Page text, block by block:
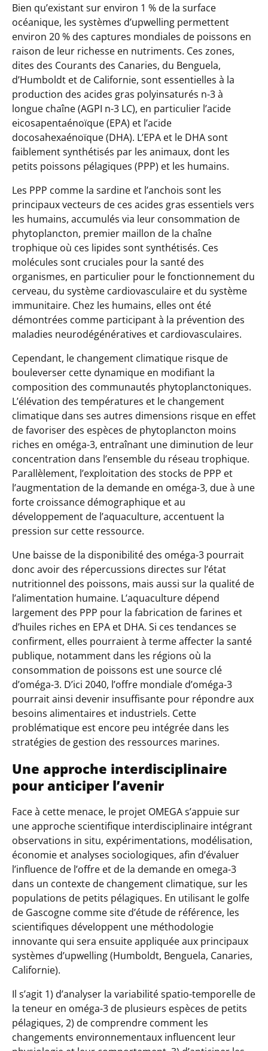
Bien qu’existant sur environ 1 % de la surface
océanique, les systèmes d’upwelling permettent
environ 20 % des captures mondiales de poissons en
raison de leur richesse en nutriments. Ces zones,
dites des Courants des Canaries, du Benguela,
d’Humboldt et de Californie, sont essentielles à la
production des acides gras polyinsaturés n-3 à
longue chaîne (AGPI n-3 LC), en particulier l’acide
eicosapentaénoïque (EPA) et l’acide
docosahexaénoïque (DHA). L’EPA et le DHA sont
faiblement synthétisés par les animaux, dont les
petits poissons pélagiques (PPP) et les humains.
Les PPP comme la sardine et l’anchois sont les
principaux vecteurs de ces acides gras essentiels vers
les humains, accumulés via leur consommation de
phytoplancton, premier maillon de la chaîne
trophique où ces lipides sont synthétisés. Ces
molécules sont cruciales pour la santé des
organismes, en particulier pour le fonctionnement du
cerveau, du système cardiovasculaire et du système
immunitaire. Chez les humains, elles ont été
démontrées comme participant à la prévention des
maladies neurodégénératives et cardiovasculaires.
Cependant, le changement climatique risque de
bouleverser cette dynamique en modifiant la
composition des communautés phytoplanctoniques.
L’élévation des températures et le changement
climatique dans ses autres dimensions risque en effet
de favoriser des espèces de phytoplancton moins
riches en oméga-3, entraînant une diminution de leur
concentration dans l’ensemble du réseau trophique.
Parallèlement, l’exploitation des stocks de PPP et
l’augmentation de la demande en oméga-3, due à une
forte croissance démographique et au
développement de l’aquaculture, accentuent la
pression sur cette ressource.
Une baisse de la disponibilité des oméga-3 pourrait
donc avoir des répercussions directes sur l’état
nutritionnel des poissons, mais aussi sur la qualité de
l’alimentation humaine. L’aquaculture dépend
largement des PPP pour la fabrication de farines et
d’huiles riches en EPA et DHA. Si ces tendances se
confirment, elles pourraient à terme affecter la santé
publique, notamment dans les régions où la
consommation de poissons est une source clé
d’oméga-3. D’ici 2040, l’offre mondiale d’oméga-3
pourrait ainsi devenir insuffisante pour répondre aux
besoins alimentaires et industriels. Cette
problématique est encore peu intégrée dans les
stratégies de gestion des ressources marines.
Une approche interdisciplinaire
pour anticiper l’avenir
Face à cette menace, le projet OMEGA s’appuie sur
une approche scientifique interdisciplinaire intégrant
observations in situ, expérimentations, modélisation,
économie et analyses sociologiques, afin d’évaluer
l’influence de l’offre et de la demande en omega-3
dans un contexte de changement climatique, sur les
populations de petits pélagiques. En utilisant le golfe
de Gascogne comme site d’étude de référence, les
scientifiques développent une méthodologie
innovante qui sera ensuite appliquée aux principaux
systèmes d’upwelling (Humboldt, Benguela, Canaries,
Californie).
Il s’agit 1) d’analyser la variabilité spatio-temporelle de
la teneur en oméga-3 de plusieurs espèces de petits
pélagiques, 2) de comprendre comment les
changements environnementaux influencent leur